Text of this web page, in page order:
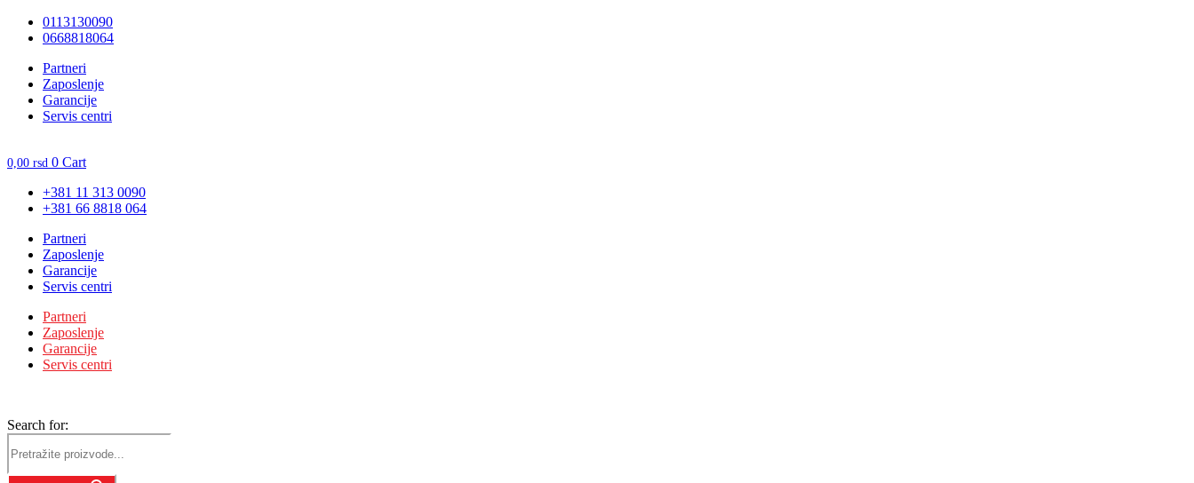
Skočite0113130090
0668818064
Partneri
Zaposlenje
Garancije
Servis centri
0,00 rsd 0 Cart
+381 11 313 0090
+381 66 8818 064
Partneri
Zaposlenje
Garancije
Servis centri
Partneri
Zaposlenje
Garancije
Servis centri
Search for:
Unesite ovde tekst naslova